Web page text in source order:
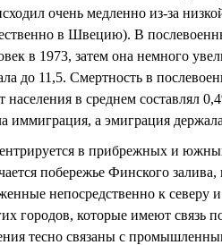
очень медленно из-за
в Швецию). В
в 1973, затем она немного
до 11,5. Смертность в
в среднем составлял
иммиграция, а эмиграция
в прибрежных и
побережье Финского
непосредственно к северу
городов, которые имеют связь
тесно связаны с